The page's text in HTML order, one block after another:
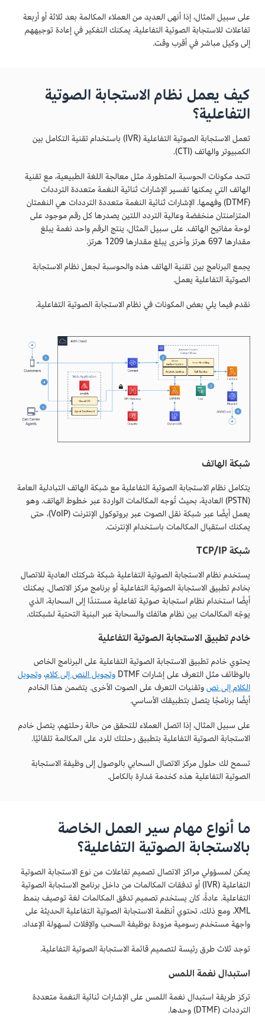
على سبيل المثال، إذا أنهى العديد من العملاء المكالمة بعد ثلاثة أو أربعة
تفاعلات للاستجابة الصوتية التفاعلية، يمكنك التفكير في إعادة توجيههم
إلى وكيل مباشر في أقرب وقت.
كيف يعمل نظام الاستجابة الصوتية
التفاعلية؟
تعمل الاستجابة الصوتية التفاعلية (IVR) باستخدام تقنية التكامل بين
الكمبيوتر والهاتف (CTI).
تتحد مكونات الحوسبة المتطورة، مثل معالجة اللغة الطبيعية، مع تقنية
الهاتف التي يمكنها تفسير الإشارات ثنائية النغمة متعددة الترددات
(DTMF) وفهمها. الإشارات ثنائية النغمة متعددة الترددات هي النغمتان
المتزامنتان منخفضة وعالية التردد اللتين يصدرها كل رقم موجود على
لوحة مفاتيح الهاتف. على سبيل المثال، ينتج الرقم واحد نغمة يبلغ
مقدارها 697 هرتز وأخرى يبلغ مقدارها 1209 هرتز.
يجمع البرنامج بين تقنية الهاتف هذه والحوسبة لجعل نظام الاستجابة
الصوتية التفاعلية يعمل.
نقدم فيما يلي بعض المكونات في نظام الاستجابة الصوتية التفاعلية.
شبكة الهاتف
يتكامل نظام الاستجابة الصوتية التفاعلية مع شبكة الهاتف التبادلية العامة
(PSTN) العادية، بحيث تُوجه المكالمات الواردة عبر خطوط الهاتف. وهو
يعمل أيضًا عبر شبكة نقل الصوت عبر بروتوكول الإنترنت (VoIP)، حتى
يمكنك استقبال المكالمات باستخدام الإنترنت.
شبكة TCP/IP
يستخدم نظام الاستجابة الصوتية التفاعلية شبكة شركتك العادية للاتصال
بخادم تطبيق الاستجابة الصوتية التفاعلية أو برنامج مركز الاتصال. يمكنك
أيضًا استخدام نظام استجابة صوتية تفاعلية مستندًا إلى السحابة، الذي
يوجّه المكالمات بين نظام هاتفك والسحابة عبر البنية التحتية لشبكتك.
خادم تطبيق الاستجابة الصوتية التفاعلية
يحتوي خادم تطبيق الاستجابة الصوتية التفاعلية على البرنامج الخاص
بالوظائف مثل التعرف على إشارات DTMF
وتحويل النص إلى كلام،وتحويل
الكلام إلى نصوتقنيات التعرف على الصوت الأخرى. يتضمن هذا الخادم
أيضًا برنامجًا يتصل بتطبيقك الأساسي.
على سبيل المثال، إذا اتصل العملاء للتحقق من حالة رحلتهم، يتصل خادم
الاستجابة الصوتية التفاعلية بتطبيق رحلتك للرد على المكالمة تلقائيًا.
تسمح لك حلول مركز الاتصال السحابي بالوصول إلى وظيفة الاستجابة
الصوتية التفاعلية هذه كخدمة مُدارة بالكامل.
ما أنواع مهام سير العمل الخاصة
بالاستجابة الصوتية التفاعلية؟
يمكن لمسؤولي مراكز الاتصال تصميم تفاعلات من نوع الاستجابة الصوتية
التفاعلية (IVR) أو تدفقات المكالمات من داخل برنامج الاستجابة الصوتية
التفاعلية. عادةً، كان يستخدم تصميم تدفق المكالمات لغة توصيف بنمط
XML. ومع ذلك، تحتوي أنظمة الاستجابة الصوتية التفاعلية الحديثة على
واجهة مستخدم رسومية مزودة بوظيفة السحب والإفلات لسهولة الإعداد.
توجد ثلاث طرق رئيسة لتصميم قائمة الاستجابة الصوتية التفاعلية.
استبدال نغمة اللمس
تركز طريقة استبدال نغمة اللمس على الإشارات ثنائية النغمة متعددة
الترددات (DTMF) وحدها.